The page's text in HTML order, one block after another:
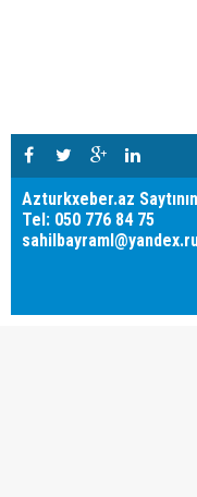
Azturkxeber.az
Tel: 050 776 84 75